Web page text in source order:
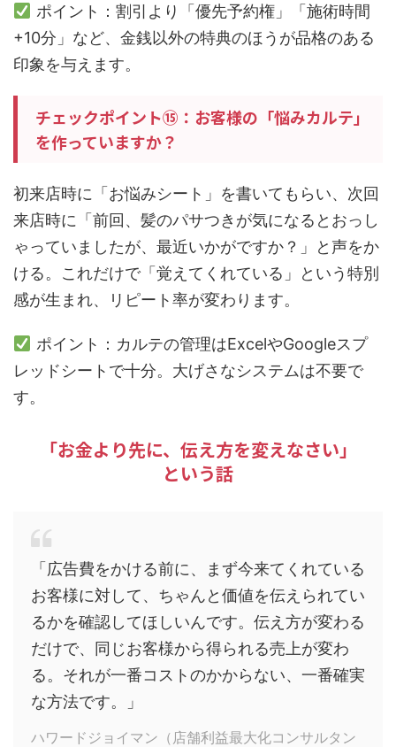
ポイント：割引より「優先予約権」「施術時間
+10分」など、金銭以外の特典のほうが品格のある
印象を与えます。
チェックポイント⑮：お客様の「悩みカルテ」
を作っていますか？
初来店時に「お悩みシート」を書いてもらい、次回
来店時に「前回、髪のパサつきが気になるとおっし
ゃっていましたが、最近いかがですか？」と声をか
ける。これだけで「覚えてくれている」という特別
感が生まれ、リピート率が変わります。
ポイント：カルテの管理はExcelやGoogleスプ
レッドシートで十分。大げさなシステムは不要で
す。
「お金より先に、伝え方を変えなさい」
という話
「広告費をかける前に、まず今来てくれている
お客様に対して、ちゃんと価値を伝えられてい
るかを確認してほしいんです。伝え方が変わる
だけで、同じお客様から得られる売上が変わ
る。それが一番コストのかからない、一番確実
な方法です。」
ハワードジョイマン（店舗利益最大化コンサルタン